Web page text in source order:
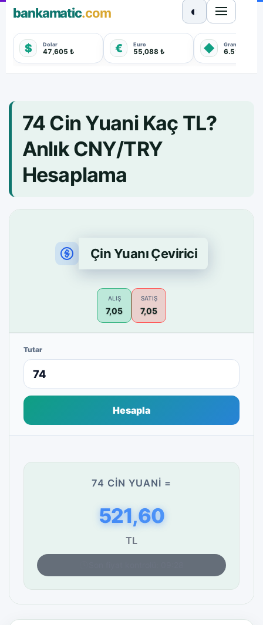
bankamatic.com
$ Dolar
47,605 ₺ € Euro
55,088 ₺ ◆ Gram Altın
6.510,810
◐
74 Cin Yuani Kaç TL?
Anlık CNY/TRY
Hesaplama
Çin Yuanı Çevirici
ALIŞ
7,05
SATIŞ
7,05
Tutar
Hesapla
74 CIN YUANI =
521,60
TL